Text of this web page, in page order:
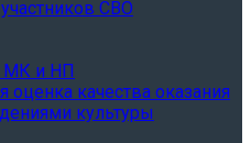
СВО
МК и НП
оценка качества оказания
культуры